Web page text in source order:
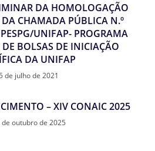
DA HOMOLOGAÇÃO
DA CHAMADA PÚBLICA N.º
UNIFAP- PROGRAMA
BOLSAS DE INICIAÇÃO
DA UNIFAP
5 de julho de 2021
– XIV CONAIC 2025
de outubro de 2025